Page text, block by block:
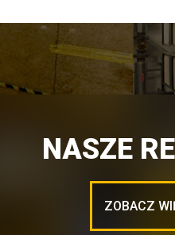
NASZE
ZOBACZ